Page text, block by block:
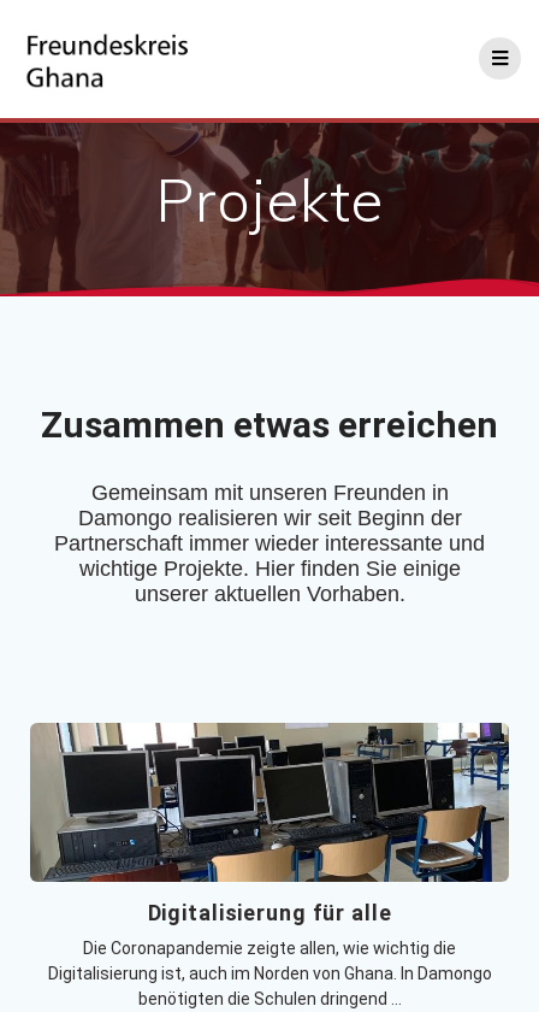
Projekte
Zusammen etwas erreichen
Gemeinsam mit unseren Freunden in
Damongo realisieren wir seit Beginn der
Partnerschaft immer wieder interessante und
wichtige Projekte. Hier finden Sie einige
unserer aktuellen Vorhaben.
Digitalisierung für alle
Die Coronapandemie zeigte allen, wie wichtig die
Digitalisierung ist, auch im Norden von Ghana. In Damongo
benötigten die Schulen dringend …